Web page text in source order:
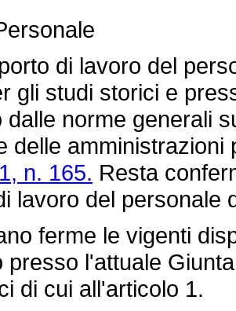
di lavoro del
gli studi storici e
dalle norme generali
delle
n. 165. Resta
lavoro del personale
ferme le vigenti
presso l'attuale
di cui all'articolo 1.